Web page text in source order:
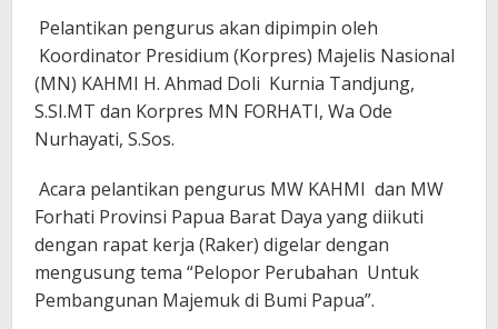
Pelantikan pengurus akan dipimpin oleh
Koordinator Presidium (Korpres) Majelis Nasional
(MN) KAHMI H. Ahmad Doli Kurnia Tandjung,
S.SI.MT dan Korpres MN FORHATI, Wa Ode
Nurhayati, S.Sos.
Acara pelantikan pengurus MW KAHMI dan MW
Forhati Provinsi Papua Barat Daya yang diikuti
dengan rapat kerja (Raker) digelar dengan
mengusung tema “Pelopor Perubahan Untuk
Pembangunan Majemuk di Bumi Papua”.